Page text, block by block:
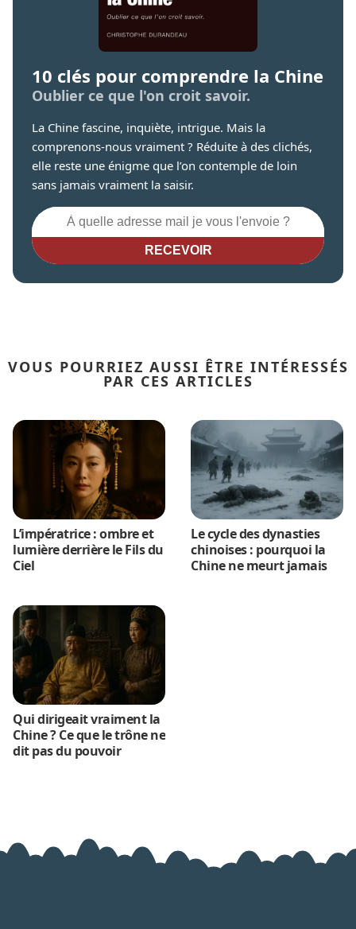
10 clés pour comprendre la Chine
Oublier ce que l'on croit savoir.
La Chine fascine, inquiète, intrigue. Mais la
comprenons-nous vraiment ? Réduite à des clichés,
elle reste une énigme que l’on contemple de loin
sans jamais vraiment la saisir.
RECEVOIR
VOUS POURRIEZ AUSSI ÊTRE INTÉRESSÉS
PAR CES ARTICLES
L’impératrice : ombre et
lumière derrière le Fils du
Ciel
Le cycle des dynasties
chinoises : pourquoi la
Chine ne meurt jamais
Qui dirigeait vraiment la
Chine ? Ce que le trône ne
dit pas du pouvoir